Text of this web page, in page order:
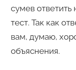
сумев
тест. Так как
вам, думаю,
объяснения.